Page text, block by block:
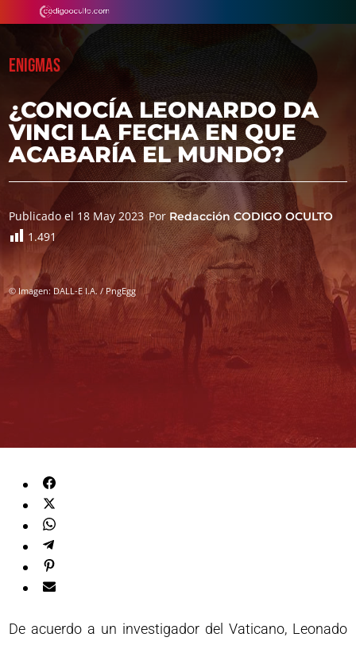
ENIGMAS
¿CONOCÍA LEONARDO DA
VINCI LA FECHA EN QUE
ACABARÍA EL MUNDO?
Publicado el 18 May 2023 PorRedacción CODIGO OCULTO
1.491
© Imagen: DALL-E I.A. / PngEgg
De acuerdo a un investigador del Vaticano, Leonado